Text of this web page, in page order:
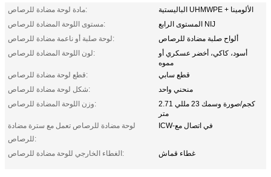
مادة لوحة مضادة للرصاص:
الباليستية UHMWPE + الألومينا
مستوى اللوحة المضادة للرصاص:
المستوى الرابع NIJ
لوحة صلبة أو ناعمة مضادة للرصاص:
ألواح صلبة مضادة للرصاص
لون اللوحة المضادة للرصاص:
أسود، كاكي، أخضر عسكري أو
مموه
قطع لوحة مضادة للرصاص:
قطع سابي
شكل لوحة مضادة للرصاص:
منحني واحد
وزن اللوحة المضادة للرصاص:
2.71 كجم/صورة وسمك 23 مللي
متر
لوحة مضادة للرصاص تعمل مع سترة مضادة
للرصاص:
ICW-في اتصال مع
الغطاء الخارجي للوحة مضادة للرصاص: غطاء قماش